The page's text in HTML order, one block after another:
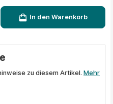
ein oder benutze die Schaltflächen um die
In den Warenkorb
zu diesem Artikel. Mehr